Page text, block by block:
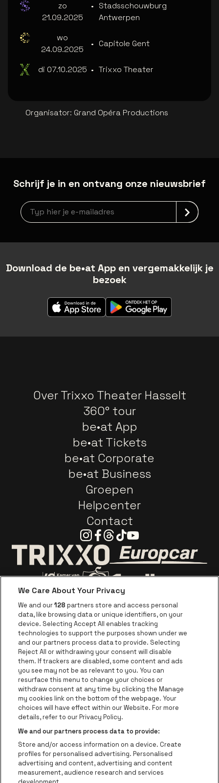
zo
21.09.2025
• Stadsschouwburg
Antwerpen
wo
24.09.2025
• Capitole Gent
di 07.10.2025 • Trixxo Theater
Organisator: Grand Opéra Productions
Schrijf je in en ontvang onze nieuwsbrief
Nieuwsbrief aanmelding
Download de be•at App en vergemakkelijk je
bezoek
Over Trixxo Theater Hasselt
360° tour
be•at App
be•at Tickets
be•at Corporate
be•at Business
Groepen
Helpcenter
Contact
Instagram
Facebook
Threads
TiktokYoutube
Ga naar de website van Trixxo
Ga naar de website van Voka Limburg
Ga naar de website
Ga naar de website van Coca-Cola
Ga naar de website van
Ga naar de
Ga naar de website van Champagne
Ga naar de website
Ga naar de website van Het logo
Ga naar de
Ga naar de website van Holiday Inn
Ga naar de website
Ga naar de
Trixxo Theater Hasselt is een deel van be•at
Trixxo Theater Hasselt
Gouverneur Verwilghensingel 70, 3500 Hasselt
Be-At Venues
Schijnpoortweg 119, 2170 Antwerpen
BTW (BE) 0461.051.688 - RPR Antwerpen
We Care About Your Privacy
We and our128 partners store and access personal
data, like browsing data or unique identifiers, on your
device. Selecting Accept All enables tracking
technologies to support the purposes shown under we
and our partners process data to provide. Selecting
Reject All or withdrawing your consent will disable
them. If trackers are disabled, some content and ads
you see may not be as relevant to you. You can
resurface this menu to change your choices or
withdraw consent at any time by clicking the Manage
my cookies link on the bottom of the webpage. Your
choices will have effect within our Website. For more
details, refer to our Privacy Policy.
We and our partners process data to provide:
Store and/or access information on a device. Create
profiles for personalised advertising. Personalised
advertising and content, advertising and content
measurement, audience research and services